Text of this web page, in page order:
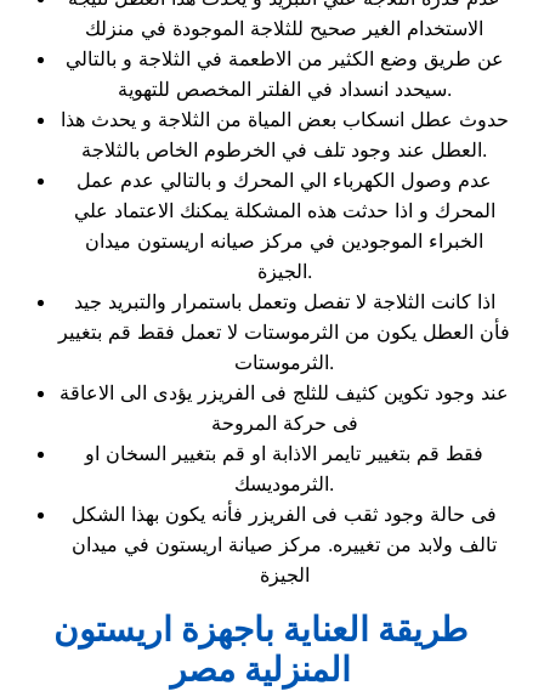
الاستخدام الغير صحيح للثلاجة الموجودة في منزلك
عن طريق وضع الكثير من الاطعمة في الثلاجة و بالتالي
سيحدد انسداد في الفلتر المخصص للتهوية.
حدوث عطل انسكاب بعض المياة من الثلاجة و يحدث هذا
العطل عند وجود تلف في الخرطوم الخاص بالثلاجة.
عدم وصول الكهرباء الي المحرك و بالتالي عدم عمل
المحرك و اذا حدثت هذه المشكلة يمكنك الاعتماد علي
الخبراء الموجودين في مركز صيانه اريستون ميدان
الجيزة.
اذا كانت الثلاجة لا تفصل وتعمل باستمرار والتبريد جيد
فأن العطل يكون من الثرموستات لا تعمل فقط قم بتغيير
الثرموستات.
عند وجود تكوين كثيف للثلج فى الفريزر يؤدى الى الاعاقة
فى حركة المروحة
فقط قم بتغيير تايمر الاذابة او قم بتغيير السخان او
الثرموديسك.
فى حالة وجود ثقب فى الفريزر فأنه يكون بهذا الشكل
تالف ولابد من تغييره. مركز صيانة اريستون في ميدان
الجيزة
طريقة العناية باجهزة اريستون
المنزلية مصر